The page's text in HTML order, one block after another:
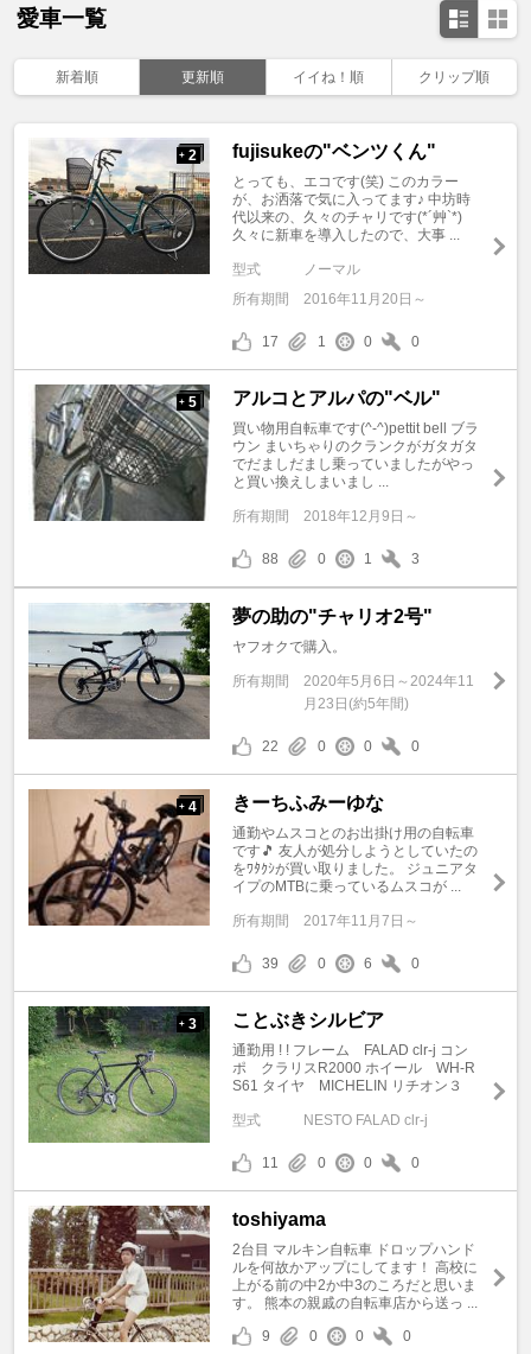
愛車一覧
新着順 更新順 イイね！順 クリップ順
+ 2 fujisukeの"ベンツくん"
とっても、エコです(笑) このカラー
が、お洒落で気に入ってます♪ 中坊時
代以来の、久々のチャリです(*´艸`*)
久々に新車を導入したので、大事 ...
型式
ノーマル
所有期間
2016年11月20日～
17 1 0 0
+ 5 アルコとアルパの"ベル"
買い物用自転車です(^-^)pettit bell ブラ
ウン まいちゃりのクランクがガタガタ
でだましだまし乗っていましたがやっ
と買い換えしまいまし ...
所有期間 2018年12月9日～
88 0 1 3
夢の助の"チャリオ2号"
ヤフオクで購入。
所有期間
2020年5月6日～2024年11
月23日(約5年間)
22 0 0 0
+ 4 きーちふみーゆな
通勤やムスコとのお出掛け用の自転車
です🎵 友人が処分しようとしていたの
をﾜﾀｸｼが買い取りました。 ジュニアタ
イプのMTBに乗っているムスコが ...
所有期間 2017年11月7日～
39 0 6 0
+ 3 ことぶきシルビア
通勤用 ! ! フレーム FALAD clr-j コン
ポ クラリスR2000 ホイール WH-R
S61 タイヤ MICHELIN リチオン３
型式 NESTO FALAD clr-j
11 0 0 0
toshiyama
2台目 マルキン自転車 ドロップハンド
ルを何故かアップにしてます！ 高校に
上がる前の中2か中3のころだと思いま
す。 熊本の親戚の自転車店から送っ ...
9
0 0 0